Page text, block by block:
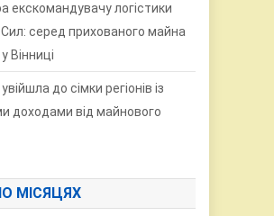
екскомандувачу логістики
Сил: серед прихованого майна
Вінниці
до сімки регіонів із
доходами від майнового
МІСЯЦЯХ